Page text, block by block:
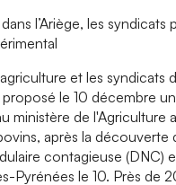
l’Ariège, les syndicats
et les syndicats
proposé le 10 décembre
ministère de l'Agriculture
après la découverte
contagieuse (DNC)
Pyrénées le 10. Près de